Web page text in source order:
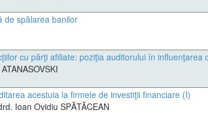
de spălarea banilor
cu părţi afiliate: poziţia auditorului în influenţarea
acestuia la firmele de investiţii financiare (I)
Ioan Ovidiu SPĂTĂCEAN